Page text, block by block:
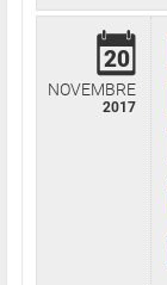
20
NOVEMBRE
2017